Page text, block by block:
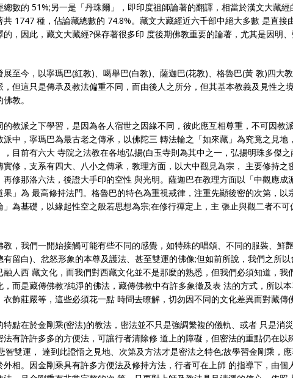
總數的 51%;另一是「丹珠爾」，即印度祖師論著的翻譯，相當於漢文大藏經
共 1747 種，佔論藏總數的 74.8%。藏文大藏經近六千部中絕大多數 是直接
的，因此，藏文大藏經?保存著很多印 度後期佛教重要的論著，尤其是因明
展至今，以寧瑪巴(紅教)、噶舉巴(白教)、薩迦巴(花教)、格魯巴(黃 教)四大
，但這只是傳承及教法偏重不同，而由後人之所分，但其基本教義及見性之
教。
的教派之下學習，是因為各人宿世之因緣不同，彼此應互相尊重，不可因教
派中，寧瑪巴為最古老之傳承，以佛陀三 轉法輪之「如來藏」為究竟之見地
，目前有六大 寺院之法教在各地弘揚(白玉寺則為其中之一，弘揚明珠多傑
實修，支系有四大、八小之傳承，教理方面，以大中觀見為宗， 主要修持之
再修那洛六法，後證大手印的空性 與光明。薩迦巴在教理方面以「中觀應成
果」為 最高修持法門。格魯巴的特色為重視戒律，注重先顯後密的次第，以
」為基礎，以緣起性空之般若思想為宗;在修行禪定上，主 張止與觀二者不
教，我們一開始接觸可能有些不同的感覺，如特殊的唱頌、不同的服裝、鮮
有留白)、忿怒形象的本尊及護法、甚至雙運的佛像;但如前所說，我們之所
融人西 藏文化，而我們對西藏文化並不是那麼的熟悉，但我們必須知道，我
，而是藏傳佛教?純淨的佛法，藏傳佛教中有許多象徵及表 法的方式，所以
衣飾莊嚴等，這些必須花一點 時問去瞭解，切勿因不同的文化差異而對藏傳
特點在於金剛乘(密法)的教法，密法並不只是強調繁複的儀軌、或者 只是消
法有許許多多的方便法，可讓行者清除修 道上的障礙，但密法的重點仍在以
智雙運， 達到此證悟之見地、次第及方法才是密法之特色;故學習金剛乘，
外相。因金剛乘具有許多方便法及修持方法，行者可在上師 的指導下，由個